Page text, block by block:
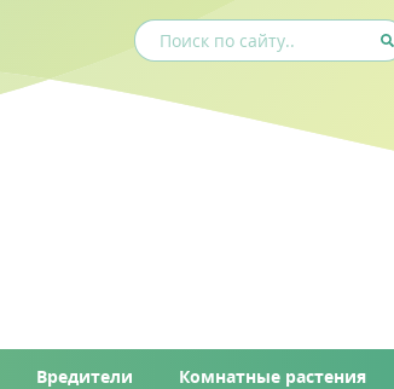
Вредители Комнатные растения